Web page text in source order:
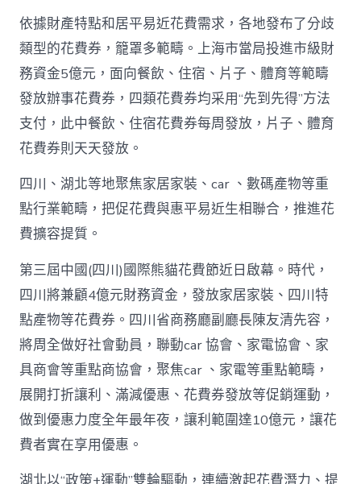
真
金
查
包
養
網
站
白
滅
花
費
_
中
國
網〉
中
依據財產特點和居平易近花費需求，各地發布了分歧
類型的花費券，籠罩多範疇。上海市當局投進市級財
務資金5億元，面向餐飲、住宿、片子、體育等範疇
發放辦事花費券，四類花費券均采用“先到先得”方法
支付，此中餐飲、住宿花費券每周發放，片子、體育
花費券則天天發放。
四川、湖北等地聚焦家居家裝、car 、數碼產物等重
點行業範疇，把促花費與惠平易近生相聯合，推進花
費擴容提質。
第三屆中國(四川)國際熊貓花費節近日啟幕。時代，
四川將兼顧4億元財務資金，發放家居家裝、四川特
點產物等花費券。四川省商務廳副廳長陳友清先容，
將周全做好社會動員，聯動car 協會、家電協會、家
具商會等重點商協會，聚焦car 、家電等重點範疇，
展開打折讓利、滿減優惠、花費券發放等促銷運動，
做到優惠力度全年最年夜，讓利範圍達10億元，讓花
費者實在享用優惠。
湖北以“政策+運動”雙輪驅動，連續激起花費潛力、提